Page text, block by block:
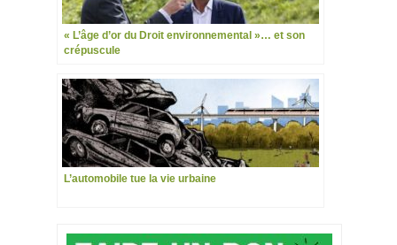
« L’âge d’or du Droit environnemental »… et son
crépuscule
L’automobile tue la vie urbaine